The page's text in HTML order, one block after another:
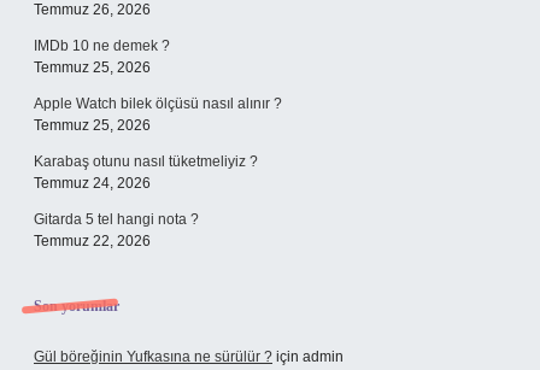
Temmuz 26, 2026
IMDb 10 ne demek ?
Temmuz 25, 2026
Apple Watch bilek ölçüsü nasıl alınır ?
Temmuz 25, 2026
Karabaş otunu nasıl tüketmeliyiz ?
Temmuz 24, 2026
Gitarda 5 tel hangi nota ?
Temmuz 22, 2026
Son yorumlar
Gül böreğinin Yufkasına ne sürülür ? için admin